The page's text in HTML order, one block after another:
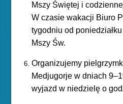
Mszy Świętej i
W czasie wakacji Biuro
tygodniuod
Mszy Św.
Organizujemy
Medjugorje w dniach
wyjazd w niedzielę o